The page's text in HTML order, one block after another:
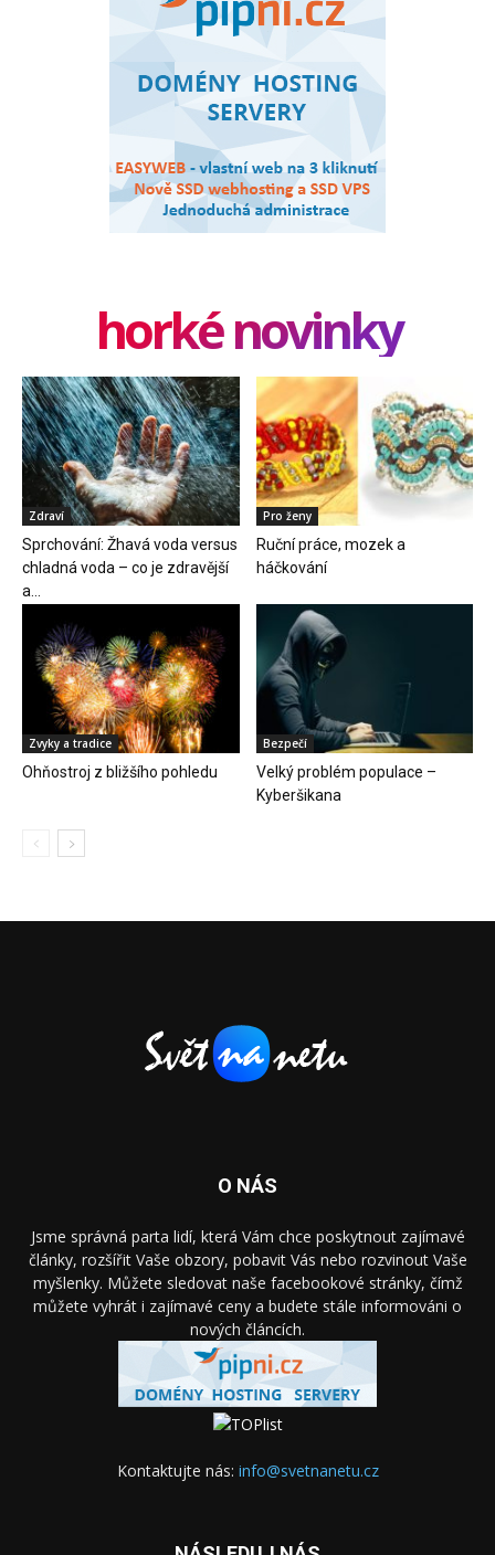
horké novinky
Zdraví
Sprchování: Žhavá voda versus
chladná voda – co je zdravější
a...
Pro ženy
Ruční práce, mozek a
háčkování
Zvyky a tradice
Ohňostroj z bližšího pohledu
Bezpečí
Velký problém populace –
Kyberšikana
O NÁS
Jsme správná parta lidí, která Vám chce poskytnout zajímavé
články, rozšířit Vaše obzory, pobavit Vás nebo rozvinout Vaše
myšlenky. Můžete sledovat naše facebookové stránky, čímž
můžete vyhrát i zajímavé ceny a budete stále informováni o
nových článcích.
Kontaktujte nás: info@svetnanetu.cz